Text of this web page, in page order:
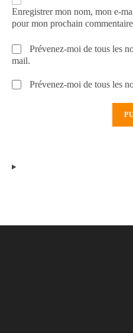
Enregistrer mon nom, mon e-
pour mon prochain
Prévenez-moi de tous les
mail.
Prévenez-moi de tous les